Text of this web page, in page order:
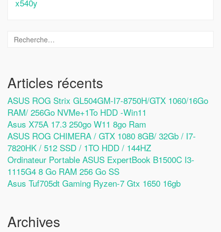
x540y
Articles récents
ASUS ROG Strix GL504GM-I7-8750H/GTX 1060/16Go
RAM/ 256Go NVMe+1To HDD -Win11
Asus X75A 17.3 250go W11 8go Ram
ASUS ROG CHIMERA / GTX 1080 8GB/ 32Gb / I7-
7820HK / 512 SSD / 1TO HDD / 144HZ
Ordinateur Portable ASUS ExpertBook B1500C I3-
1115G4 8 Go RAM 256 Go SS
Asus Tuf705dt Gaming Ryzen-7 Gtx 1650 16gb
Archives